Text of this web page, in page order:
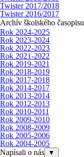
Twister 2017/2018
Twister 2016/2017
Archív školského časopisu
Rok 2024-2025
Rok 2023-2024
Rok 2022-2023
Rok 2021-2022
Rok 2019-2021
Rok 2018-2019
Rok 2017-2018
Rok 2014-2017
Rok 2013-2014
Rok 2012-2013
Rok 2010-2011
Rok 2009-2010
Rok 2008-2009
Rok 2005-2006
Rok 2004-2005
Napísali o nás
▼